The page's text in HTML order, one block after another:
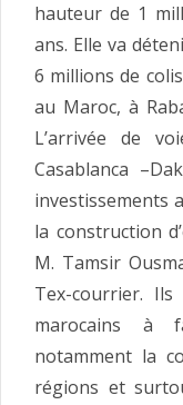
hauteur de 1
ans. Elle va
6 millions de
au Maroc, à
L’arrivée de
Casablanca
investissements
la construction
M. Tamsir
Tex-courrier. Ils
marocains à
notamment la
régions et